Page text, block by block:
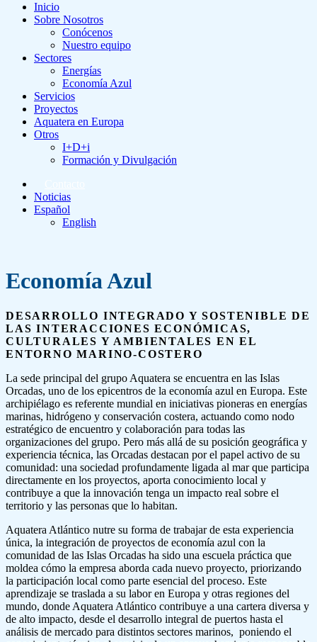
Inicio
Sobre Nosotros
Conócenos
Nuestro equipo
Sectores
Energías
Economía Azul
Servicios
Proyectos
Aquatera en Europa
Otros
I+D+i
Formación y Divulgación
Noticias
Español
English
Economía Azul
DESARROLLO INTEGRADO Y SOSTENIBLE DE
LAS INTERACCIONES ECONÓMICAS,
CULTURALES Y AMBIENTALES EN EL
ENTORNO MARINO-COSTERO
La sede principal del grupo Aquatera se encuentra en las Islas
Orcadas, uno de los epicentros de la economía azul en Europa. Este
archipiélago es referente mundial en iniciativas pioneras en energías
marinas, hidrógeno y conservación costera, actuando como nodo
estratégico de encuentro y colaboración para todas las
organizaciones del grupo. Pero más allá de su posición geográfica y
experiencia técnica, las Orcadas destacan por el papel activo de su
comunidad: una sociedad profundamente ligada al mar que participa
directamente en los proyectos, aporta conocimiento local y
contribuye a que la innovación tenga un impacto real sobre el
territorio y las personas que lo habitan.
Aquatera Atlántico nutre su forma de trabajar de esta experiencia
única, la integración de proyectos de economía azul con la
comunidad de las Islas Orcadas ha sido una escuela práctica que
moldea cómo la empresa aborda cada nuevo proyecto, priorizando
la participación local como parte esencial del proceso. Este
aprendizaje se traslada a su labor en Europa y otras regiones del
mundo, donde Aquatera Atlántico contribuye a una cartera diversa y
de alto impacto, desde el desarrollo integral de puertos hasta el
análisis de mercado para distintos sectores marinos, poniendo el